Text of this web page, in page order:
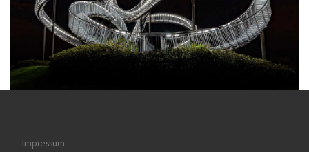
Impressum